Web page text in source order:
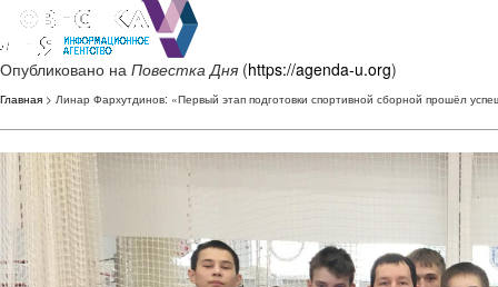
Опубликовано на Повестка Дня (https://agenda-u.org)
Главная > Линар Фархутдинов: «Первый этап подготовки спортивной сборной прошёл